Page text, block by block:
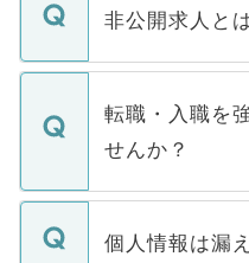
登録内容を確認
ます。通常、5
いただきますの
い。
非公開求人と
マイナビ
うち約3割は、
けない「非公開
下記の理由によ
ません。
■応募殺到を避
転職・入職を
せんか？
転職・入職を強
ん。また、仮に
個人情報は漏